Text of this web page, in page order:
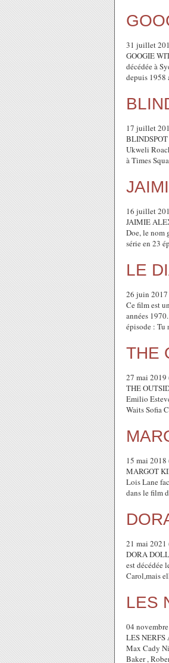
31 juillet
GOOGIE
décédée à
depuis 1958
17 juillet
Ukweli
à Times
16 juillet
JAIMIE
Doe, le nom
série en 23
LE
26 juin 2017
Ce film est
années
épisode : Tu
THE
27 mai 2019
THE
Emilio
Waits Sofia
15 mai 2018
MARGOT
Lois Lane
dans le film
21 mai 2021
DORA
est décédée
Carol,mais
LES
04
LES
Max Cady
Baker ,